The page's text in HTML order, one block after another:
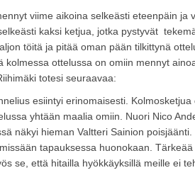
viime aikoina selkeästi eteenpäin
kaksi ketjua, jotka pystyvät
töitä ja pitää oman pään tilkittynä
kolmessa ottelussa on omiin mennyt
totesi seuraavaa:
esiintyi erinomaisesti.
yhtään maalia omiin. Nuori Nico
näkyi hieman Valtteri Sainion
tapauksessa huonokaan.
se, että hitailla hyökkäyksillä meille ei